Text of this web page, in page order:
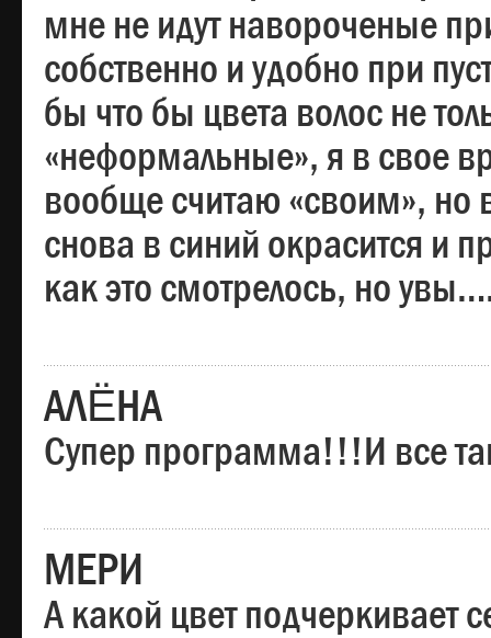
мне не идут навороченые
собственно и удобно при
бы что бы цвета волос не
«неформальные», я в свое
вообще считаю «своим», но
снова в синий окрасится и
как это смотрелось, но
АЛЁНА
Супер программа!!!И все
МЕРИ
А какой цвет подчеркивает